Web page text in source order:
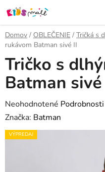
Prejsť
na
obsah
Domov / OBLEČENIE / Tričká s
rukávom Batman sivé II
Tričko s
Batman sivé
Priemerné
hodnotenie
produktu
Neohodnotené
Značka: Batman
VÝPREDAJ